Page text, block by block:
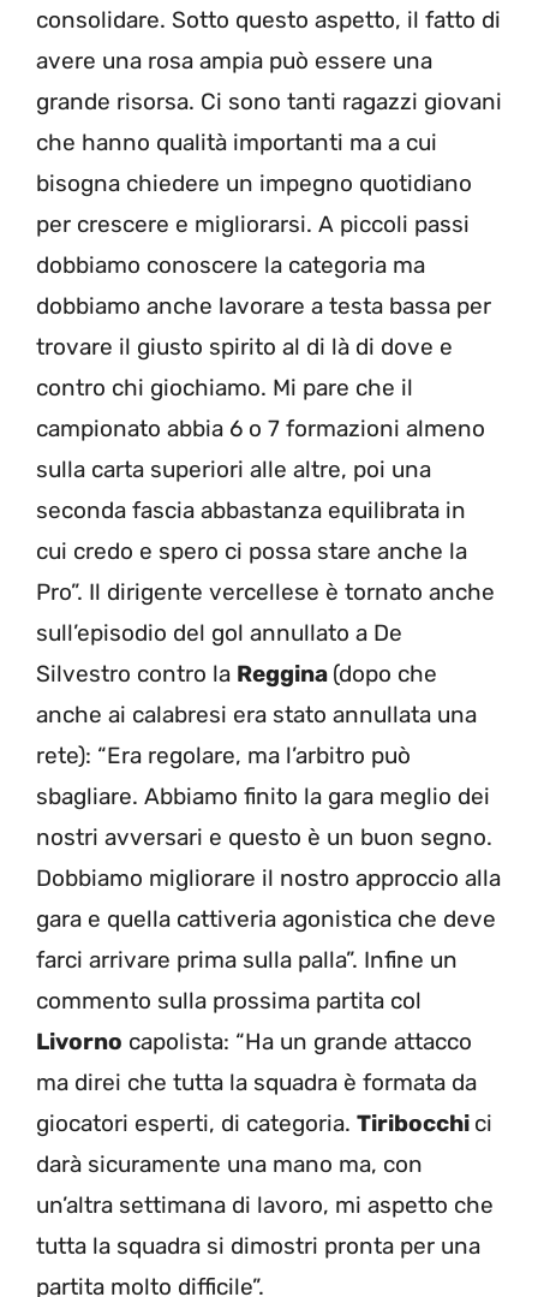
consolidare. Sotto questo aspetto, il fatto di
avere una rosa ampia può essere una
grande risorsa. Ci sono tanti ragazzi giovani
che hanno qualità importanti ma a cui
bisogna chiedere un impegno quotidiano
per crescere e migliorarsi. A piccoli passi
dobbiamo conoscere la categoria ma
dobbiamo anche lavorare a testa bassa per
trovare il giusto spirito al di là di dove e
contro chi giochiamo. Mi pare che il
campionato abbia 6 o 7 formazioni almeno
sulla carta superiori alle altre, poi una
seconda fascia abbastanza equilibrata in
cui credo e spero ci possa stare anche la
Pro”. Il dirigente vercellese è tornato anche
sull’episodio del gol annullato a De
Silvestro contro la Reggina (dopo che
anche ai calabresi era stato annullata una
rete): “Era regolare, ma l’arbitro può
sbagliare. Abbiamo finito la gara meglio dei
nostri avversari e questo è un buon segno.
Dobbiamo migliorare il nostro approccio alla
gara e quella cattiveria agonistica che deve
farci arrivare prima sulla palla”. Infine un
commento sulla prossima partita col
Livorno capolista: “Ha un grande attacco
ma direi che tutta la squadra è formata da
giocatori esperti, di categoria. Tiribocchi ci
darà sicuramente una mano ma, con
un’altra settimana di lavoro, mi aspetto che
tutta la squadra si dimostri pronta per una
partita molto difficile”.